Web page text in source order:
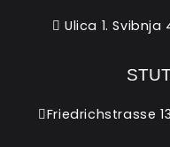
Ulica 1.
Friedrichstrasse